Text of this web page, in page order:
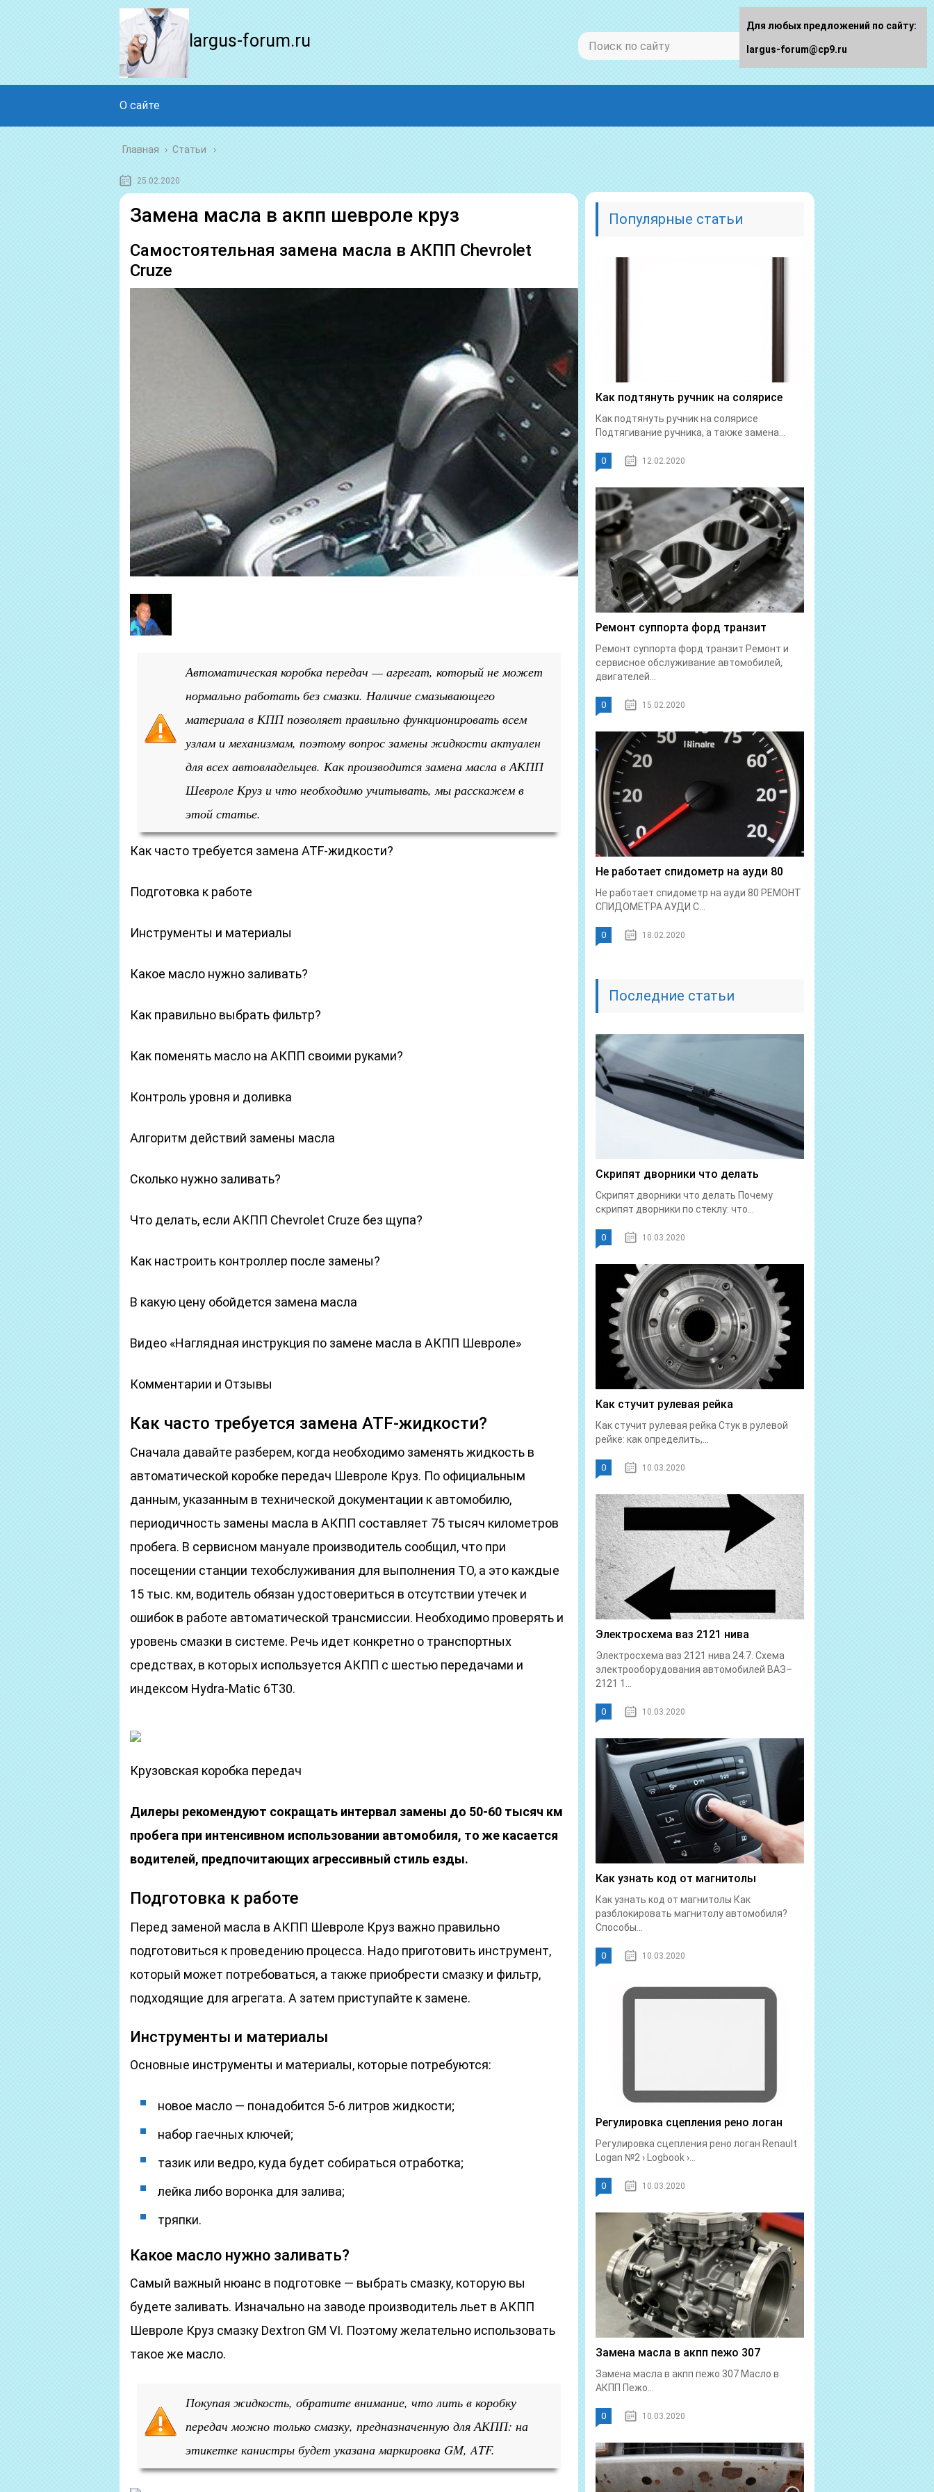
largus-forum.ru
О сайте
Главная › Статьи
25.02.2020
Замена масла в акпп шевроле круз
Самостоятельная замена масла в АКПП Chevrolet
Cruze
Автоматическая коробка передач — агрегат, который не может
нормально работать без смазки. Наличие смазывающего
материала в КПП позволяет правильно функционировать всем
узлам и механизмам, поэтому вопрос замены жидкости актуален
для всех автовладельцев. Как производится замена масла в АКПП
Шевроле Круз и что необходимо учитывать, мы расскажем в
этой статье.
Как часто требуется замена ATF-жидкости?
Подготовка к работе
Инструменты и материалы
Какое масло нужно заливать?
Как правильно выбрать фильтр?
Как поменять масло на АКПП своими руками?
Контроль уровня и доливка
Алгоритм действий замены масла
Сколько нужно заливать?
Что делать, если АКПП Chevrolet Cruze без щупа?
Как настроить контроллер после замены?
В какую цену обойдется замена масла
Видео «Наглядная инструкция по замене масла в АКПП Шевроле»
Комментарии и Отзывы
Как часто требуется замена ATF-жидкости?
Сначала давайте разберем, когда необходимо заменять жидкость в
автоматической коробке передач Шевроле Круз. По официальным
данным, указанным в технической документации к автомобилю,
периодичность замены масла в АКПП составляет 75 тысяч километров
пробега. В сервисном мануале производитель сообщил, что при
посещении станции техобслуживания для выполнения ТО, а это каждые
15 тыс. км, водитель обязан удостовериться в отсутствии утечек и
ошибок в работе автоматической трансмиссии. Необходимо проверять и
уровень смазки в системе. Речь идет конкретно о транспортных
средствах, в которых используется АКПП с шестью передачами и
индексом Hydra-Matic 6T30.
Крузовская коробка передач
Дилеры рекомендуют сокращать интервал замены до 50-60 тысяч км
пробега при интенсивном использовании автомобиля, то же касается
водителей, предпочитающих агрессивный стиль езды.
Подготовка к работе
Перед заменой масла в АКПП Шевроле Круз важно правильно
подготовиться к проведению процесса. Надо приготовить инструмент,
который может потребоваться, а также приобрести смазку и фильтр,
подходящие для агрегата. А затем приступайте к замене.
Инструменты и материалы
Основные инструменты и материалы, которые потребуются:
новое масло — понадобится 5-6 литров жидкости;
набор гаечных ключей;
тазик или ведро, куда будет собираться отработка;
лейка либо воронка для залива;
тряпки.
Какое масло нужно заливать?
Самый важный нюанс в подготовке — выбрать смазку, которую вы
будете заливать. Изначально на заводе производитель льет в АКПП
Шевроле Круз смазку Dextron GM VI. Поэтому желательно использовать
такое же масло.
Покупая жидкость, обратите внимание, что лить в коробку
передач можно только смазку, предназначенную для АКПП: на
этикетке канистры будет указана маркировка GM, ATF.
Популярные статьи
Как подтянуть ручник на солярисе
Как подтянуть ручник на солярисе
Подтягивание ручника, а также замена...
0 12.02.2020
Ремонт суппорта форд транзит
Ремонт суппорта форд транзит Ремонт и
сервисное обслуживание автомобилей,
двигателей...
0 15.02.2020
Не работает спидометр на ауди 80
Не работает спидометр на ауди 80 РЕМОНТ
СПИДОМЕТРА АУДИ С...
0 18.02.2020
Последние статьи
Скрипят дворники что делать
Скрипят дворники что делать Почему
скрипят дворники по стеклу: что...
0 10.03.2020
Как стучит рулевая рейка
Как стучит рулевая рейка Стук в рулевой
рейке: как определить,...
0 10.03.2020
Электросхема ваз 2121 нива
Электросхема ваз 2121 нива 24.7. Схема
электрооборудования автомобилей ВАЗ–
2121 1...
0 10.03.2020
Как узнать код от магнитолы
Как узнать код от магнитолы Как
разблокировать магнитолу автомобиля?
Способы...
0 10.03.2020
Регулировка сцепления рено логан
Регулировка сцепления рено логан Renault
Logan №2 › Logbook ›...
0 10.03.2020
Замена масла в акпп пежо 307
Замена масла в акпп пежо 307 Масло в
АКПП Пежо...
0 10.03.2020
Для любых предложений по сайту:
largus-forum@cp9.ru